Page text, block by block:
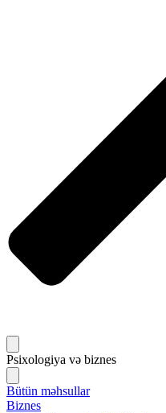
Psixologiya və biznes
Bütün məhsullar
Biznes